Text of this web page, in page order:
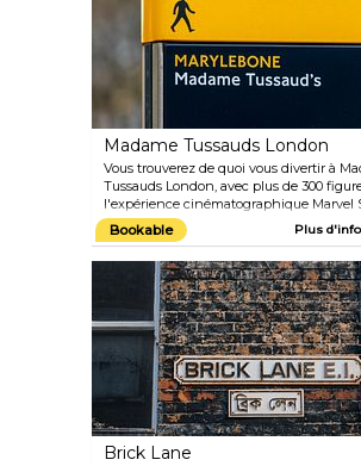
toujours populaires du musée. Ne
événements originaux du Friday Lates
le dernier vendredi de chaque mois.
Madame Tussauds London
Vous trouverez de quoi vous divertir à
Tussauds London, avec plus de 300
l'expérience cinématographique Marvel
Heroes 4D et le Spirit of London Taxi
figures de cire étonnamment réalistes
des personnages célèbres (et tristement
de l'Histoire sont évidemment le point
de la visite. De Johnny Depp à One
passant par Muhammad Ali and la
reconnaîtrez certainement tous ceux
Alors, quelle est votre célébrité préférée ?
Bookable Plus
Brick Lane